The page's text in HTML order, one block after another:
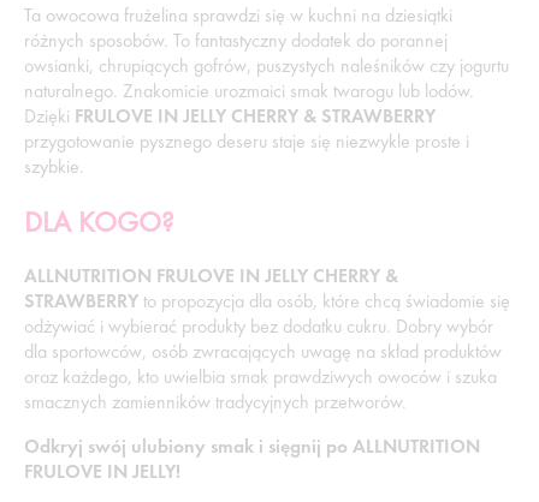
Ta owocowa frużelina sprawdzi się w kuchni na dziesiątki
różnych sposobów. To fantastyczny dodatek do porannej
owsianki, chrupiących gofrów, puszystych naleśników czy jogurtu
naturalnego. Znakomicie urozmaici smak twarogu lub lodów.
Dzięki FRULOVE IN JELLY CHERRY & STRAWBERRY
przygotowanie pysznego deseru staje się niezwykle proste i
szybkie.
DLA KOGO?
ALLNUTRITION FRULOVE IN JELLY CHERRY &
STRAWBERRYto propozycja dla osób, które chcą świadomie się
odżywiać i wybierać produkty bez dodatku cukru. Dobry wybór
dla sportowców, osób zwracających uwagę na skład produktów
oraz każdego, kto uwielbia smak prawdziwych owoców i szuka
smacznych zamienników tradycyjnych przetworów.
Odkryj swój ulubiony smak i sięgnij po ALLNUTRITION
FRULOVE IN JELLY!